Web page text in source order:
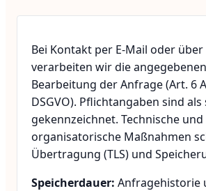
Bei Kontakt per E-Mail oder
verarbeiten wir die
Bearbeitung der Anfrage (Art. 6
DSGVO). Pflichtangaben sind als
gekennzeichnet. Technische und
organisatorische Maßnahmen
Übertragung (TLS) und
Speicherdauer: Anfragehistorie